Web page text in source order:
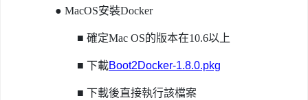
● MacOS安裝Docker
■ 確定Mac OS的版本在10.6以上
■ 下載Boot2Docker-1.8.0.pkg
■ 下載後直接執行該檔案